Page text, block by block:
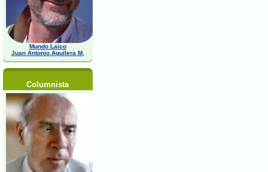
Mundo Laico
Juan Antonio Aguilera M,
Columnista